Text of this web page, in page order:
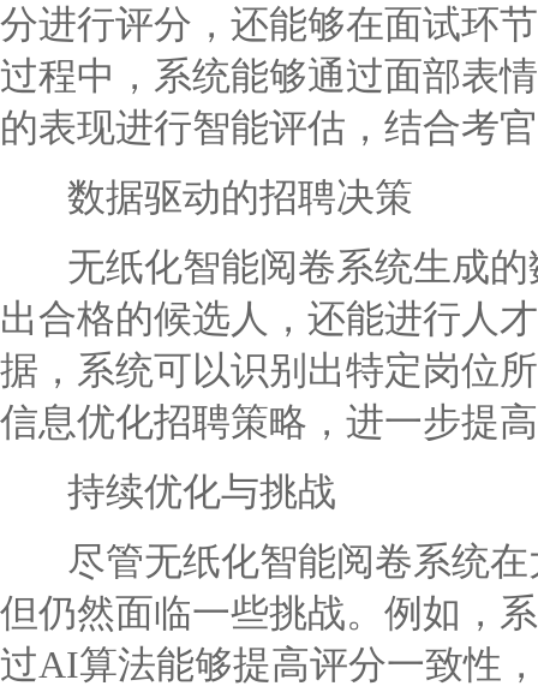
分进行评分，还能够在面试环
过程中，系统能够通过面部表
的表现进行智能评估，结合考
数据驱动的招聘决策
无纸化智能阅卷系统生成的
出合格的候选人，还能进行人
据，系统可以识别出特定岗位
信息优化招聘策略，进一步提
持续优化与挑战
尽管无纸化智能阅卷系统在
但仍然面临一些挑战。例如，
过AI算法能够提高评分一致性